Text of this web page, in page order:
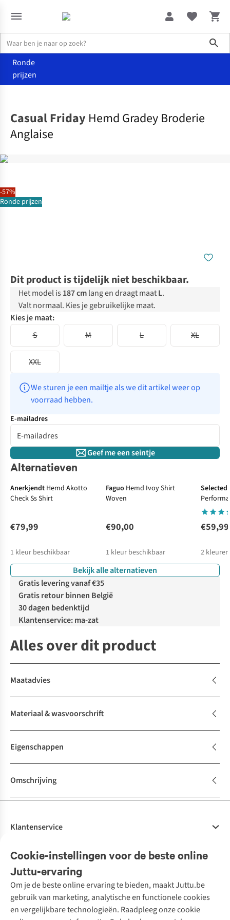
Ronde
prijzen
-57%
Ronde prijzen
Casual Friday Hemd Gradey Broderie
Anglaise
Dit product is tijdelijk niet beschikbaar.
Het model is 187 cmlang en draagt maatL.
Valt normaal. Kies je gebruikelijke maat.
Kies je maat:
S
M L XL
XXL
We sturen je een mailtje als we dit artikel weer op
voorraad hebben.
E-mailadres
Geef me een seintje
Alternatieven
Anerkjendt Hemd Akotto
Check Ss Shirt
€79,99
1 kleur beschikbaar
Faguo Hemd Ivoy Shirt
Woven
€90,00
1 kleur beschikbaar
Selected
€59,99
2
Bekijk alle alternatieven
Gratis levering vanaf €35
Gratis retour binnen België
30 dagen bedenktijd
Klantenservice: ma-zat
Alles over dit product
Maatadvies
Materiaal & wasvoorschrift
Eigenschappen
Omschrijving
Cookie-instellingen voor de beste online
Juttu-ervaring
Om je de beste online ervaring te bieden, maakt Juttu.be
gebruik van marketing, analytische en functionele cookies
en vergelijkbare technologieën. Raadpleeg onze cookie
Klantenservice
Bestellen
Betalen
10% studentenkorting
Klarna - achteraf betalen
Levering
Onze diensten
Tweedehands - ReJUsed
Kledingatelier
Personal shopping
Textielbox
Juttu
Over ons
Merken